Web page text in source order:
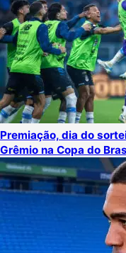
Premiação, dia do
Grêmio na Copa do